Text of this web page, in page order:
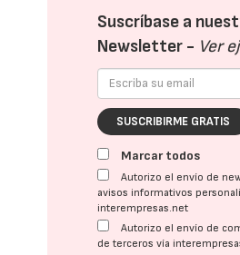
Suscríbase a
Newsletter - Ver
SUSCRIBIRME GRATIS
Marcar todos
Autorizo el envío de
avisos informativos
interempresas.net
Autorizo el envío de
de terceros vía